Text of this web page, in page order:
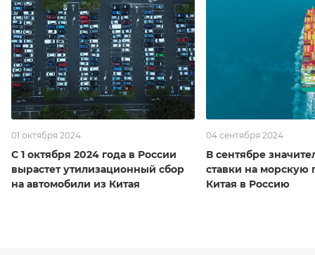
01 октября 2024
С 1 октября 2024 года в России
вырастет утилизационный сбор
на автомобили из Китая
04 сентября 2024
В сентябре
ставки на морскую
Китая в Россию